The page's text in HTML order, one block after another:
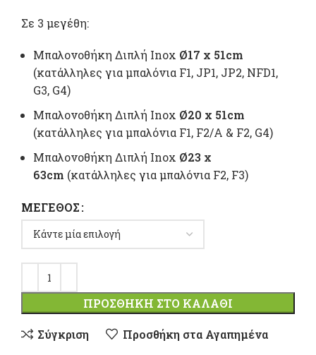
Σε 3 μεγέθη:
Μπαλονοθήκη Διπλή Inox Ø17 x 51cm
(κατάλληλες για μπαλόνια F1, JP1, JP2, NFD1,
G3, G4)
Μπαλονοθήκη Διπλή Inox Ø20 x 51cm
(κατάλληλες για μπαλόνια F1, F2/A & F2, G4)
Μπαλονοθήκη Διπλή Inox Ø23 x
63cm (κατάλληλες για μπαλόνια F2, F3)
ΜΈΓΕΘΟΣ
ΠΡΟΣΘΉΚΗ ΣΤΟ ΚΑΛΆΘΙ
Σύγκριση
Προσθήκη στα Αγαπημένα